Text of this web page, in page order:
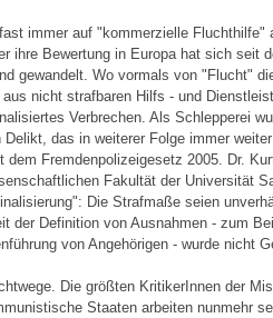
immer auf "kommerzielle Fluchthilfe"
ihre Bewertung in Europa hat sich seit
gewandelt. Wo vormals von "Flucht"
nicht strafbaren Hilfs - und
Verbrechen. Als Schlepperei
Delikt, das in weiterer Folge immer
dem Fremdenpolizeigesetz 2005. Dr.
Fakultät der Universität
Die Strafmaße seien
der Definition von Ausnahmen - zum
von Angehörigen - wurde nicht
Die größten KritikerInnen der
Staaten arbeiten nunmehr